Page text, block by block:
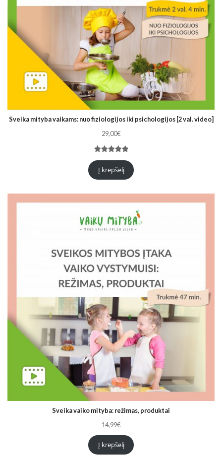
Sveika mityba vaikams: nuo fiziologijos iki psichologijos [2 val. video]
29,00€
5.00iš 5
(viso
Į krepšelį
Sveika vaiko mityba: režimas, produktai
14,99€
Į krepšelį